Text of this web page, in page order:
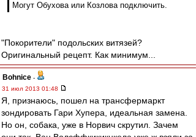
Могут Обухова или Козлова подключить.
"Покорители" подольских витязей?
Оригинальный рецепт. Как минимум...
Bohnice -
31 июл 2013 01:48
Я, признаюсь, пошел на трансфермаркт
зондировать Гари Хупера, идеальная замена.
Но он, собака, уже в Норвич скрутил. Зачем